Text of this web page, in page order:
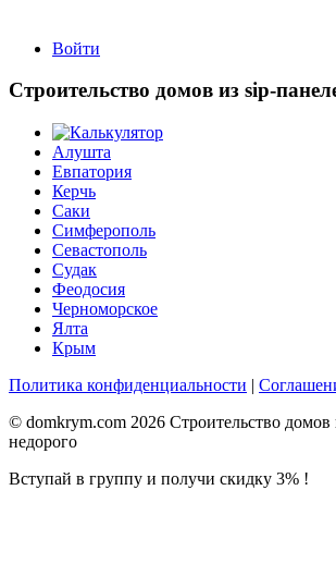
Войти
Строительство домов из sip-
Алушта
Евпатория
Керчь
Саки
Симферополь
Севастополь
Судак
Феодосия
Черноморское
Ялта
Крым
Политика конфиденциальности |
© domkrym.com 2026 Строительство
недорого
Вступай в группу и получи скидку 3% !